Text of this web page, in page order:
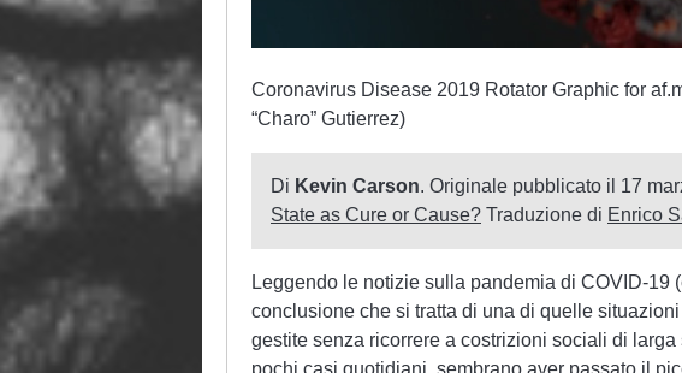
Coronavirus Disease 2019 Rotator Graphic for
“Charo” Gutierrez)
Di Kevin Carson. Originale pubblicato il 17
State as Cure or Cause? Traduzione di Enrico
Leggendo le notizie sulla pandemia di COVID-19
conclusione che si tratta di una di quelle
gestite senza ricorrere a costrizioni sociali di
pochi casi quotidiani, sembrano aver passato il